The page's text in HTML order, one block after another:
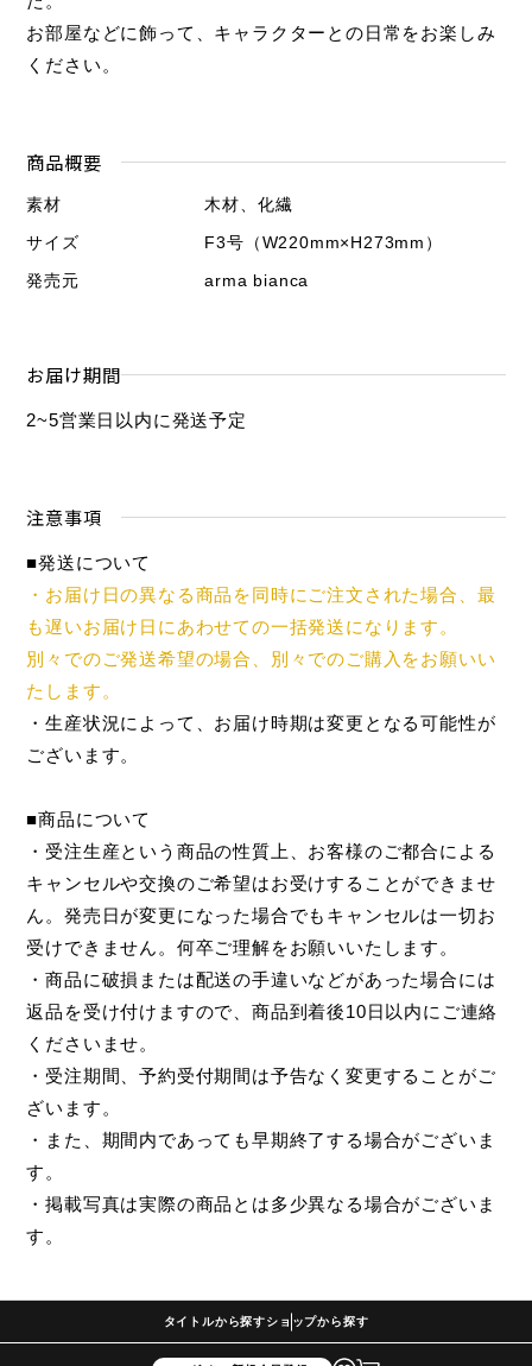
お部屋などに飾って、キャラクターとの日常をお楽しみ
ください。
商品概要
素材
木材、化繊
サイズ
F3号（W220mm×H273mm）
発売元
arma bianca
お届け期間
2~5営業日以内に発送予定
注意事項
■発送について
・お届け日の異なる商品を同時にご注文された場合、最
も遅いお届け日にあわせての一括発送になります。
別々でのご発送希望の場合、別々でのご購入をお願いい
たします。
・生産状況によって、お届け時期は変更となる可能性が
ございます。
■商品について
・受注生産という商品の性質上、お客様のご都合による
キャンセルや交換のご希望はお受けすることができませ
ん。発売日が変更になった場合でもキャンセルは一切お
受けできません。何卒ご理解をお願いいたします。
・商品に破損または配送の手違いなどがあった場合には
返品を受け付けますので、商品到着後10日以内にご連絡
くださいませ。
・受注期間、予約受付期間は予告なく変更することがご
ざいます。
・また、期間内であっても早期終了する場合がございま
す。
・掲載写真は実際の商品とは多少異なる場合がございま
す。
タイトルから探すショップから探す